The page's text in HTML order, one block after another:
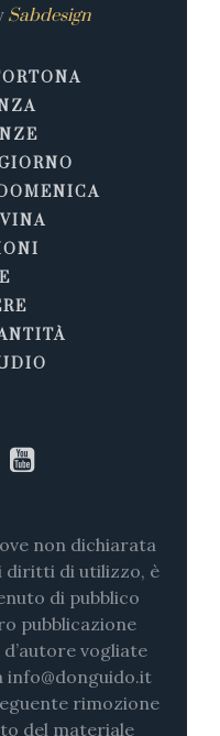
Sabdesign
non dichiarata
diritti di utilizzo, è
di pubblico
pubblicazione
vogliate
info@donguido.it
rimozione
del materiale